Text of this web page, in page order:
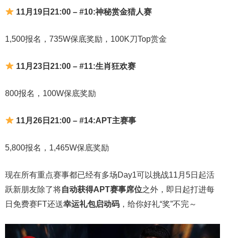
11月19日21:00 – #10:神秘赏金猎人赛
1,500报名，735W保底奖励，100K刀Top赏金
11月23日21:00 – #11:生肖狂欢赛
800报名，100W保底奖励
11月26日21:00 – #14:APT主赛事
5,800报名，1,465W保底奖励
现在所有重点赛事都已经有多场Day1可以挑战11月5日起活
跃新朋友除了将自动获得APT赛事席位之外，即日起打进每
日免费赛FT还送幸运礼包启动码 ，给你好礼“奖”不完～